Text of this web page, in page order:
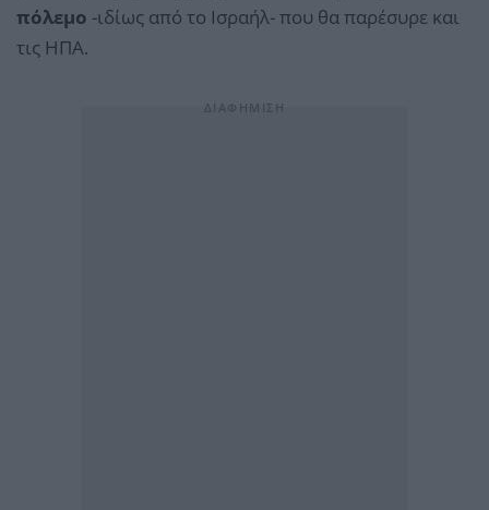
πόλεμο -ιδίως από το Ισραήλ- που θα παρέσυρε και
τις ΗΠΑ.